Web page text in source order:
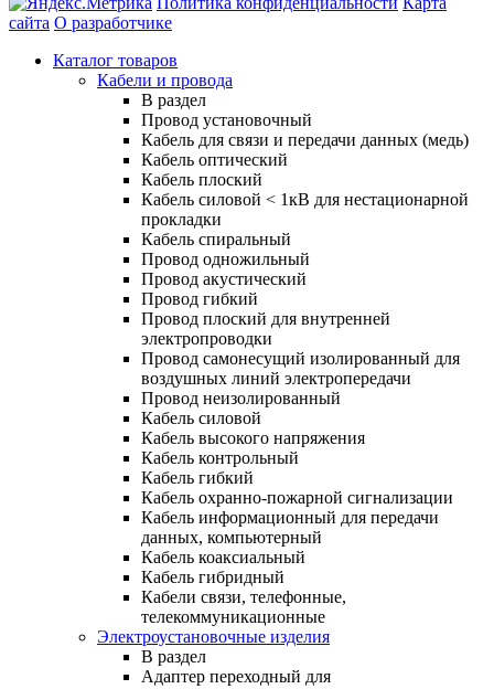
сайта О разработчике
Каталог товаров
Кабели и провода
В раздел
Провод установочный
Кабель для связи и передачи данных (медь)
Кабель оптический
Кабель плоский
Кабель силовой < 1кВ для нестационарной
прокладки
Кабель спиральный
Провод одножильный
Провод акустический
Провод гибкий
Провод плоский для внутренней
электропроводки
Провод самонесущий изолированный для
воздушных линий электропередачи
Провод неизолированный
Кабель силовой
Кабель высокого напряжения
Кабель контрольный
Кабель гибкий
Кабель охранно-пожарной сигнализации
Кабель информационный для передачи
данных, компьютерный
Кабель коаксиальный
Кабель гибридный
Кабели связи, телефонные,
телекоммуникационные
Электроустановочные изделия
В раздел
Адаптер переходный для